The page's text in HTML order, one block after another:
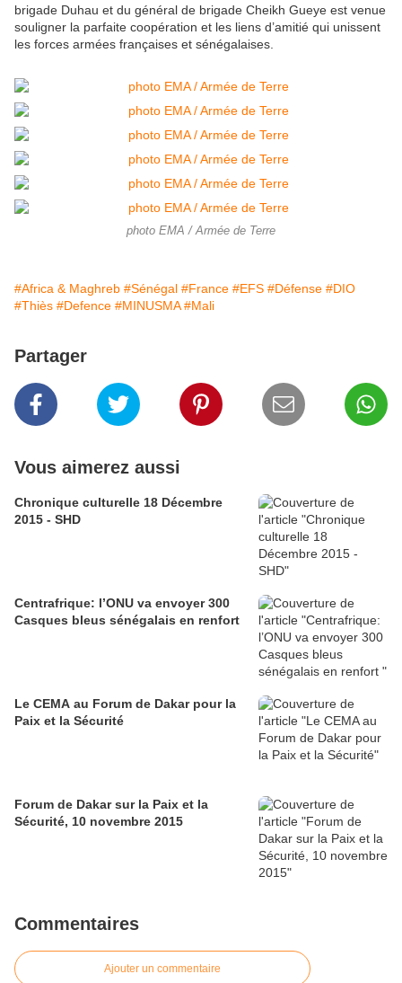
brigade Duhau et du général de brigade Cheikh Gueye est venue
souligner la parfaite coopération et les liens d’amitié qui unissent
les forces armées françaises et sénégalaises.
photo EMA / Armée de Terre
#Africa & Maghreb #Sénégal #France #EFS #Défense #DIO
#Thiès #Defence #MINUSMA #Mali
Partager
Vous aimerez aussi
Chronique culturelle 18 Décembre
2015 - SHD
Centrafrique: l’ONU va envoyer 300
Casques bleus sénégalais en renfort
Le CEMA au Forum de Dakar pour la
Paix et la Sécurité
Forum de Dakar sur la Paix et la
Sécurité, 10 novembre 2015
Commentaires
Ajouter un commentaire